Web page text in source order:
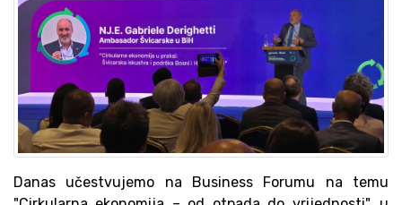
Danas učestvujemo na Business Forumu na temu